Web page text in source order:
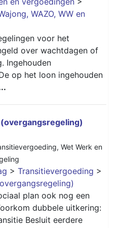
WAZO, WW en
voor het
over wachtdagen of
Ingehouden
op het loon ingehouden
, Wet Werk en
> Transitievergoeding >
plan ook nog een
dubbele uitkering:
Besluit eerdere